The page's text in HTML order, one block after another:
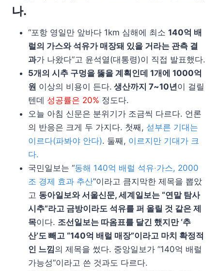
나.
“포항 영일만 앞바다 1km 심해에 최소 140억 배
럴의 가스와 석유가 매장돼 있을 거라는 관측 결
과가 나왔다”고 윤석열(대통령)이 직접 발표했다.
5개의 시추 구멍을 뚫을 계획인데 1개에 1000억
원 이상의 비용이 든다. 생산까지 7~10년이 걸릴
텐데 성공률은 20% 정도다.
오늘 아침 신문은 분위기가 조금씩 다르다. 언론
의 반응은 크게 두 가지다. 첫째, 섣부른 기대는
이르다(파봐야 안다). 둘째, 이르지만 기대가 크
다.
국민일보는 “동해 140억 배럴 석유‧가스, 2000
조 경제 효과 추산”이라고 큼지막한 제목을 뽑았
고 동아일보와 서울신문, 세계일보는 “연말 탐사
시추”라고 금방이라도 석유를 퍼 올릴 것 같은 제
목이다. 조선일보는 따옴표를 달긴 했지만 ‘추
산’도 빼고 “140억 배럴 매장”이라고 마치 확정적
인 느낌의 제목을 썼다. 중앙일보가 “140억 배럴
가능성”이라고 쓴 것과도 다르다.